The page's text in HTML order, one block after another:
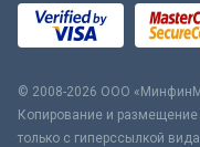
© 2008-2026 ООО
Копирование и размещение
только с гиперссылкой